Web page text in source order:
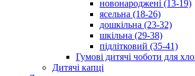
новонароджені (13-19)
ясельна (18-26)
дошкільна (23-32)
шкільна (29-38)
підлітковий (35-41)
Гумові дитячі чоботи для
Дитячі капці